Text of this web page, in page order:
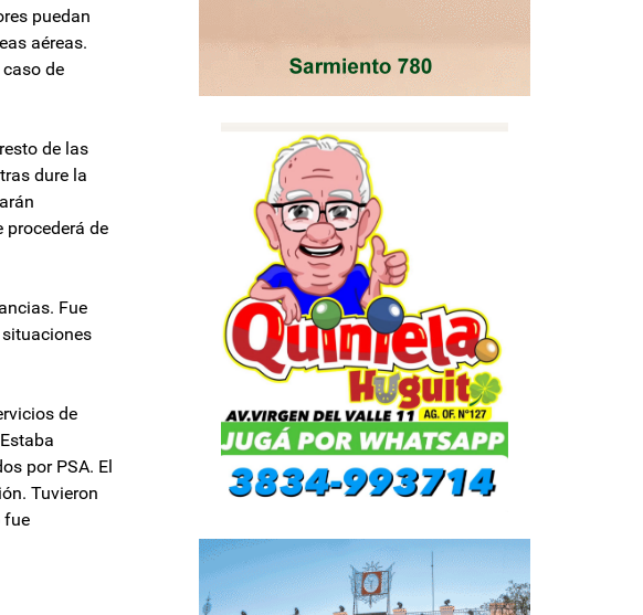
puedan
aéreas.
de
de las
dure la
procederá de
Fue
de
por PSA. El
Tuvieron
fue
sorpresivo paro